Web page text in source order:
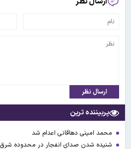
ارسال نظر
پربیننده ترین
محمد امینی دهاقانی اعدام شد
شنیده شدن صدای انفجار در محدوده شرق